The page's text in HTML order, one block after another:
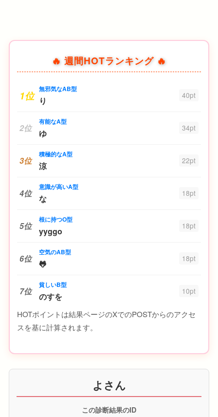
🔥 週間HOTランキング 🔥
1位 無邪気なAB型
り 40pt
2位
有能なA型
ゆ 34pt
3位
積極的なA型
涼 22pt
4位
意識が高いA型
な 18pt
5位
根に持つO型
yyggo 18pt
6位
空気のAB型
🐸 18pt
7位
貧しいB型
のすを 10pt
HOTポイントは結果ページのXでのPOSTからのアクセ
スを基に計算されます。
よさん
この診断結果のID